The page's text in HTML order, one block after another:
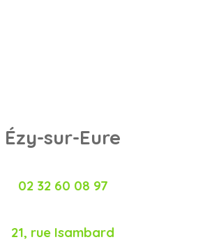
Ézy-sur-Eure
02 32 60 08 97
21, rue Isambard